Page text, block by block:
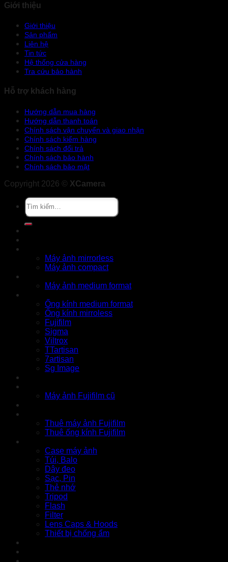
Giới thiệu
Giới thiệu
Sản phẩm
Liên hệ
Tin tức
Hệ thống cửa hàng
Tra cứu bảo hành
Hỗ trợ khách hàng
Hướng dẫn mua hàng
Hướng dẫn thanh toán
Chính sách vận chuyển và giao nhận
Chính sách kiểm hàng
Chính sách đổi trả
Chính sách bảo hành
Chính sách bảo mật
Copyright 2026 © XCamera
Tìm
kiếm:
Máy ảnh mirrorless
Máy ảnh compact
Máy ảnh medium format
Ống kính medium format
Ống kính mirroless
Fujifilm
Sigma
Viltrox
TTartisan
7artisan
Sg Image
Máy ảnh Fujifilm cũ
Thuê máy ảnh Fujifilm
Thuê ống kính Fujifilm
Case máy ảnh
Túi, Balo
Dây đeo
Sạc, Pin
Thẻ nhớ
Tripod
Flash
Filter
Lens Caps & Hoods
Thiết bị chống ẩm